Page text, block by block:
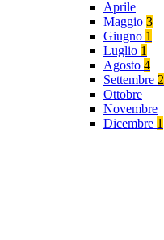
Aprile
Maggio 3
Giugno 1
Luglio 1
Agosto 4
Settembre 2
Ottobre
Novembre
Dicembre 1